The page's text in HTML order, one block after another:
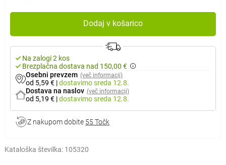
Dodaj v košarico
Na zalogi 2 kos
Brezplačna dostava nad 150,00 €
Osebni prevzem (več informacij)
od 5,59 € |dostavimosreda 12.8.
Dostava na naslov (več informacij)
od 5,19 € |dostavimosreda 12.8.
Z nakupom dobite 55 Točk
Kataloška številka: 105320